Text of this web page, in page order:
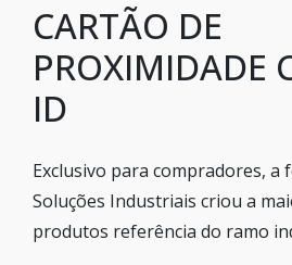
CARTÃO DE
PROXIMIDADE
ID
Exclusivo para compradores, a
Soluções Industriais criou a
produtos referência do ramo